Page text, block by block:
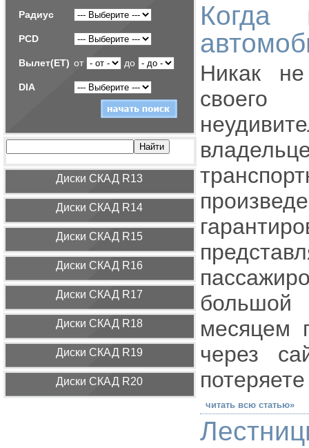
Радиус
PCD
Вылет(ET) от до
DIA
Диcки СКАД R13
Диcки СКАД R14
Диcки СКАД R15
Диcки СКАД R16
Диcки СКАД R17
Диcки СКАД R18
Диcки СКАД R19
Диcки СКАД R20
Когда
Никак
большой
месяцем
через
читать всю статью»